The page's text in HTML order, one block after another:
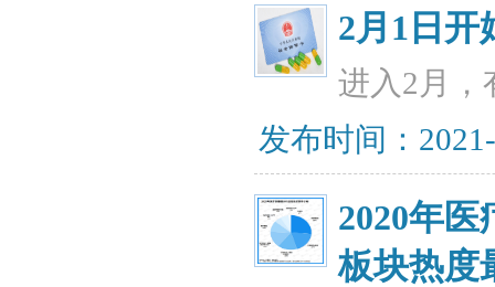
2月1日开
进入2月，
发布时间：
2020年
板块热度